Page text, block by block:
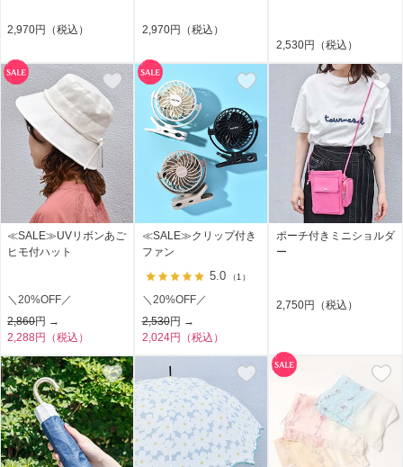
2,970円（税込） 2,970円（税込）
2,530円（税込）
≪SALE≫UVリボンあご
ヒモ付ハット
＼20%OFF／
2,860円 →
2,288円（税込）
≪SALE≫クリップ付き
ファン
5.0 （1）
＼20%OFF／
2,530円 →
2,024円（税込）
ポーチ付きミニショルダ
ー
2,750円（税込）